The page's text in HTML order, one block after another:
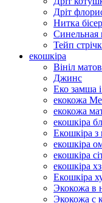
Дріт
Нитка
Синельная
Тейп
екошкіра
Вініл
Джинс
Еко замша
екокожа
екокожа
екошкіра
Екошкіра
екошкіра
екошкіра
екошкіра
Екошкіра
Экокожа в
Экокожа с